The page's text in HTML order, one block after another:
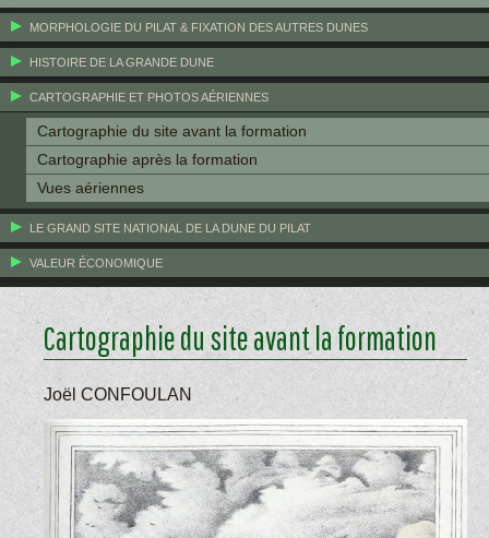
MORPHOLOGIE DU PILAT & FIXATION DES AUTRES DUNES
HISTOIRE DE LA GRANDE DUNE
CARTOGRAPHIE ET PHOTOS AÉRIENNES
Cartographie du site avant la formation
Cartographie après la formation
Vues aériennes
LE GRAND SITE NATIONAL DE LA DUNE DU PILAT
VALEUR ÉCONOMIQUE
Cartographie du site avant la formation
Joël CONFOULAN